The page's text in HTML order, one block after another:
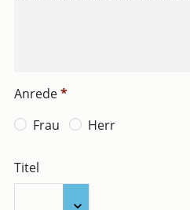
Anrede*
Frau
Herr
Titel